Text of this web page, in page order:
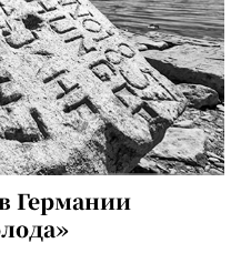
Германии